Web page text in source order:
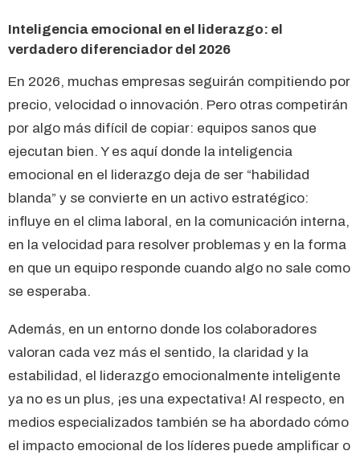
Inteligencia emocional en el liderazgo: el
verdadero diferenciador del 2026
En 2026, muchas empresas seguirán compitiendo por
precio, velocidad o innovación. Pero otras competirán
por algo más difícil de copiar: equipos sanos que
ejecutan bien. Y es aquí donde la inteligencia
emocional en el liderazgo deja de ser “habilidad
blanda” y se convierte en un activo estratégico:
influye en el clima laboral, en la comunicación interna,
en la velocidad para resolver problemas y en la forma
en que un equipo responde cuando algo no sale como
se esperaba.
Además, en un entorno donde los colaboradores
valoran cada vez más el sentido, la claridad y la
estabilidad, el liderazgo emocionalmente inteligente
ya no es un plus, ¡es una expectativa! Al respecto, en
medios especializados también se ha abordado cómo
el impacto emocional de los líderes puede amplificar o